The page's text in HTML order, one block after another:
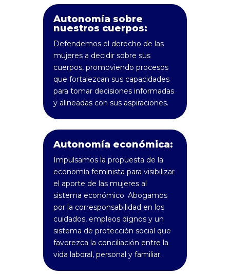
Autonomía sobre
nuestros cuerpos:
Defendemos el derecho de las
mujeres a decidir sobre sus
cuerpos, promoviendo procesos
que fortalezcan sus capacidades
para tomar decisiones informadas
y alineadas con sus aspiraciones.
Autonomía económica:
Impulsamos la propuesta de la
economía feminista para visibilizar
el aporte de las mujeres al
sistema económico. Abogamos
por la corresponsabilidad en los
cuidados, empleos dignos y un
sistema de protección social que
favorezca la conciliación entre la
vida laboral, personal y familiar.